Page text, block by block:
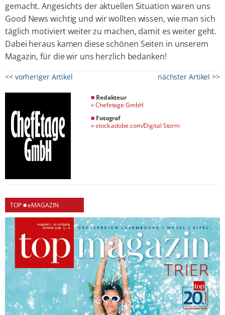
gemacht. Angesichts der aktuellen Situation waren uns
Good News wichtig und wir wollten wissen, wie man sich
täglich motiviert weiter zu machen, damit es weiter geht.
Dabei heraus kamen diese schönen Seiten in unserem
Magazin, für die wir uns herzlich bedanken!
<< vorheriger Artikel nächster Artikel >>
■ Redakteur
»Chefetage GmbH
■ Fotograf
»stock.adobe.com/Digital Storm
TOP ■ eMAGAZIN